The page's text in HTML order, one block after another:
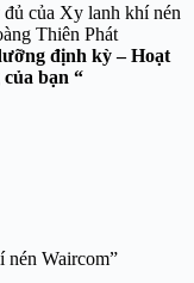
của Xy lanh khí nén
Thiên Phát
kỳ – Hoạt
bạn “
nén Waircom”